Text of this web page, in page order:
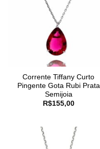
Corrente Tiffany Curto
Pingente Gota Rubi Prata
Semijoia
R$155,00